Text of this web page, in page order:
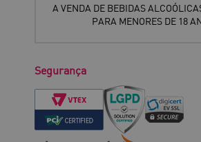
A VENDA DE BEBIDAS
PARA MENORES DE 18
Segurança